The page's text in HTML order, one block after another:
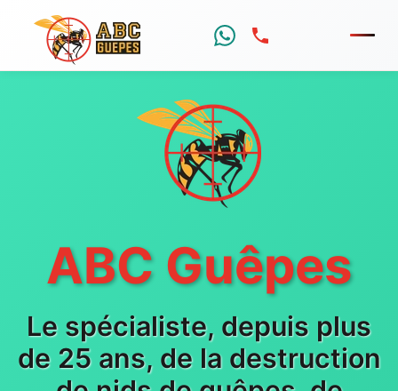
ABC Guêpes
Le spécialiste, depuis plus
de 25 ans, de la destruction